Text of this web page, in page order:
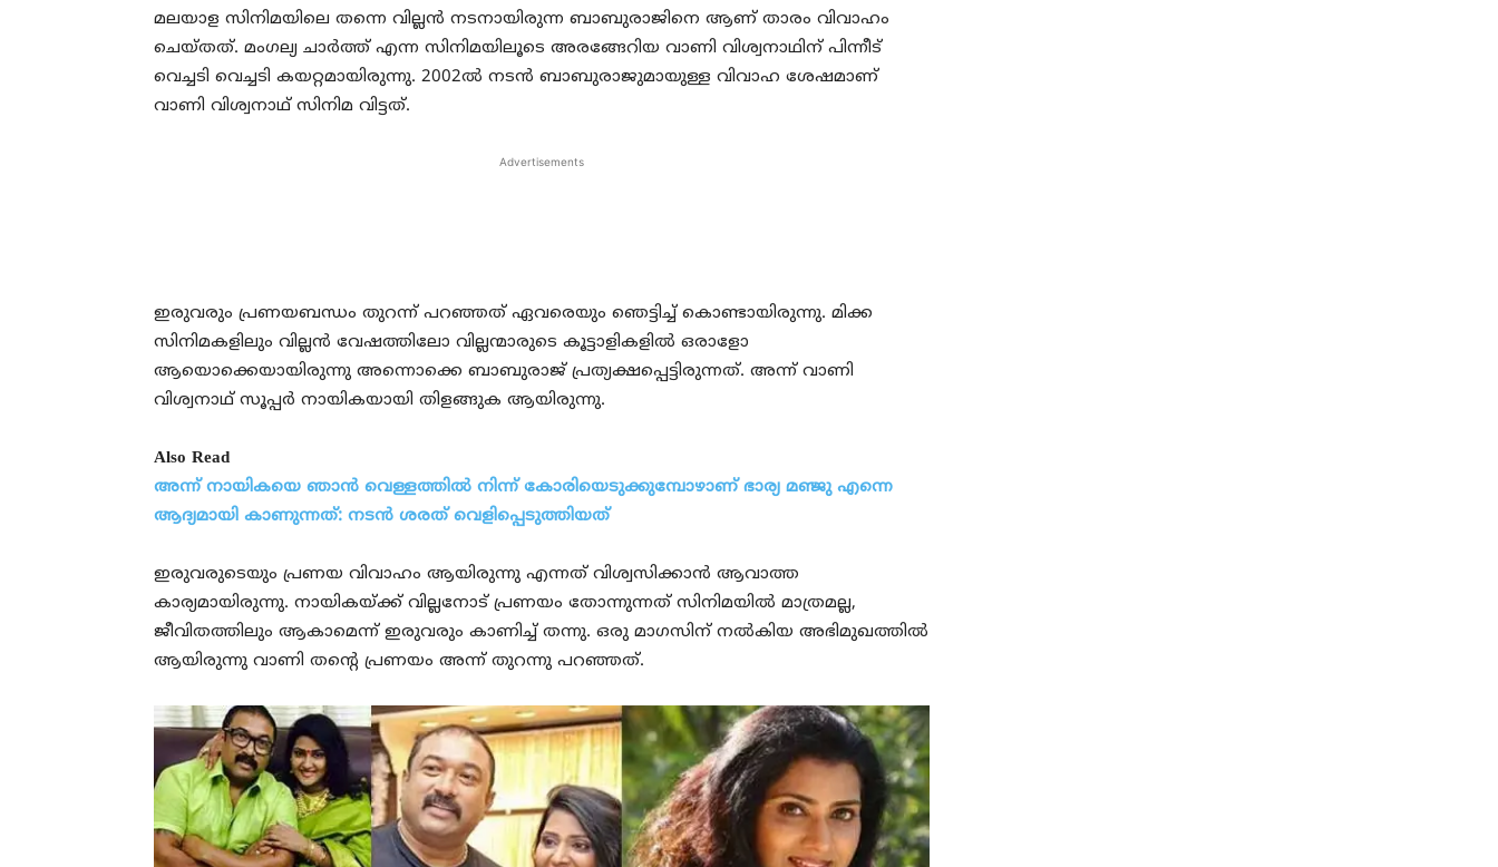
മലയാള സിനിമയിലെ തന്നെ വില്ലൻ നടനായിരുന്ന ബാബുരാജിനെ ആണ് താരം വിവാഹം
ചെയ്തത്. മംഗല്യ ചാർത്ത് എന്ന സിനിമയിലൂടെ അരങ്ങേറിയ വാണി വിശ്വനാഥിന് പിന്നീട്
വെച്ചടി വെച്ചടി കയറ്റമായിരുന്നു. 2002ൽ നടൻ ബാബുരാജുമായുള്ള വിവാഹ ശേഷമാണ്
വാണി വിശ്വനാഥ് സിനിമ വിട്ടത്.
Advertisements
ഇരുവരും പ്രണയബന്ധം തുറന്ന് പറഞ്ഞത് ഏവരെയും ഞെട്ടിച്ച് കൊണ്ടായിരുന്നു. മിക്ക
സിനിമകളിലും വില്ലൻ വേഷത്തിലോ വില്ലന്മാരുടെ കൂട്ടാളികളിൽ ഒരാളോ
ആയൊക്കെയായിരുന്നു അന്നൊക്കെ ബാബുരാജ് പ്രത്യക്ഷപ്പെട്ടിരുന്നത്. അന്ന് വാണി
വിശ്വനാഥ് സൂപ്പർ നായികയായി തിളങ്ങുക ആയിരുന്നു.
Also Read
അന്ന്‌ നായികയെ ഞാൻ വെള്ളത്തിൽ നിന്ന് കോരിയെടുക്കുമ്പോഴാണ് ഭാര്യ മഞ്ജു എന്നെ
ആദ്യമായി കാണുന്നത്: നടൻ ശരത് വെളിപ്പെടുത്തിയത്
ഇരുവരുടെയും പ്രണയ വിവാഹം ആയിരുന്നു എന്നത് വിശ്വസിക്കാൻ ആവാത്ത
കാര്യമായിരുന്നു. നായികയ്ക്ക് വില്ലനോട് പ്രണയം തോന്നുന്നത് സിനിമയിൽ മാത്രമല്ല,
ജീവിതത്തിലും ആകാമെന്ന് ഇരുവരും കാണിച്ച് തന്നു. ഒരു മാഗസിന് നൽകിയ അഭിമുഖത്തിൽ
ആയിരുന്നു വാണി തന്റെ പ്രണയം അന്ന് തുറന്നു പറഞ്ഞത്.